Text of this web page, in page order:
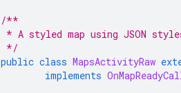
/**
* A styled map using JSON
*/
public class MapsActivityRaw
implements